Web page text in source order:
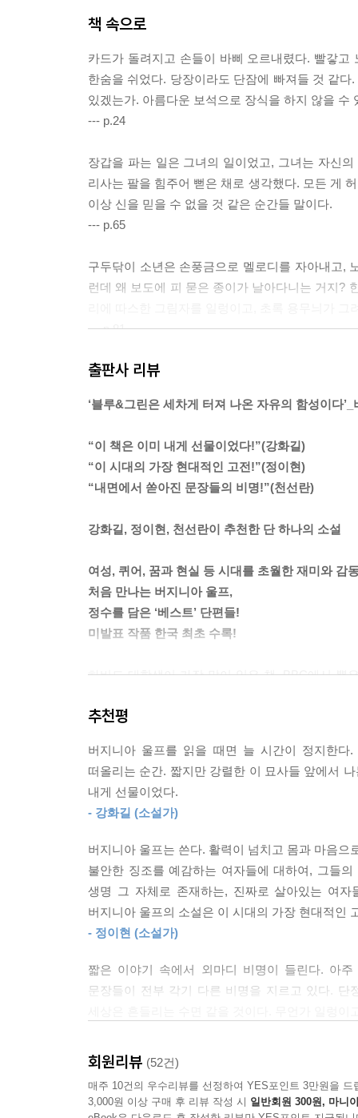
책 속으로
카드가 돌려지고 손들이 바삐 오르내렸다. 빨갛
한숨을 쉬었다. 당장이라도 단잠에 빠져들 것 같
있겠는가. 아름다운 보석으로 장식을 하지 않을
--- p.24
장갑을 파는 일은 그녀의 일이었고, 그녀는 자신
리사는 팔을 힘주어 뻗은 채로 생각했다. 모든 게
이상 신을 믿을 수 없을 것 같은 순간들 말이다.
--- p.65
구두닦이 소년은 손풍금으로 멜로디를 자아내고,
런데 왜 보도에 피 묻은 종이가 날아다니는 거지
--- p.81
그들은 15년 정도 런던 거리를 조용히 오가며 살
그리고 당신이 걸음을 옮기면, 그녀는 마치 안락
커튼이 젖혀진 창문을 통해 보랏빛 저녁 하늘이
다. 꽃을 쥔 채 몸을 조그맣게 말아 앉은 줄리아
--- p.113
하지만 그는 죽었다. 그가 나의 감성을 건드릴 수
안락의자가 있다. 낡았지만 여전히 견고한 저 의
도. 그의 생명은 벽과 카펫에 줄무늬를 그리는 햇
그리고 앞으로도 수백만 년간 노랗고 넓은 오솔
다. 그렇다면 희망을 버리고, 사막처럼 기쁨을 말
지독히 반짝인다.
--- p.230
출판사 리뷰
‘블루&그린은 세차게 터져 나온 자유의 함성이다
“이 책은 이미 내게 선물이었다!”(강화길)
“이 시대의 가장 현대적인 고전!”(정이현)
“내면에서 쏟아진 문장들의 비명!”(천선란)
강화길, 정이현, 천선란이 추천한 단 하나의 소설
여성, 퀴어, 꿈과 현실 등 시대를 초월한 재미와 감
처음 만나는 버지니아 울프,
정수를 담은 ‘베스트’ 단편들!
미발표 작품 한국 최초 수록!
하버드 대학생이 가장 많이 읽은 책, BBC에서 뽑
시대의 대표작가 강화길은 “버지니아 울프를 계속
깊숙이 다가갈 수 있는 단편집 『블루&그린』이
울프는 사망 직전까지 50여 편에 달하는 단편 소
같은 최고작을 엄선하여 담았다. 이 책을 펼치는
페미니즘, 여성 퀴어 등 시대를 초월한 주제의식
열정에 놀라운 온기를 느낄 것이다.
“버지니아 울프는 20세기를 대표하는 영문학의
내놓은 울프의 단편 모음은 깔끔하고 매끄러운
『자기만의 방』에서 더 나아가 그녀가 창조한
“사람의 평생을 단 하루에 담아 묘사할 거야.”
말한다. 뇌리에서 잊을 수 없는 언어, 장면 만들기
추천평
버지니아 울프를 읽을 때면 늘 시간이 정지한
떠올리는 순간. 짧지만 강렬한 이 묘사들 앞에서
내게 선물이었다.
- 강화길 (소설가)
버지니아 울프는 쓴다. 활력이 넘치고 몸과 마음
불안한 징조를 예감하는 여자들에 대하여, 그들
생명 그 자체로 존재하는, 진짜로 살아있는 여자
버지니아 울프의 소설은 이 시대의 가장 현대적인
- 정이현 (소설가)
짧은 이야기 속에서 외마디 비명이 들린다. 아
문장들이 전부 각기 다른 비명을 지르고 있다.
회원리뷰 (52건)
매주 10건의 우수리뷰를 선정하여 YES포인트 3만원을 드
3,000원 이상 구매 후 리뷰 작성 시 일반회원 300원, 마니